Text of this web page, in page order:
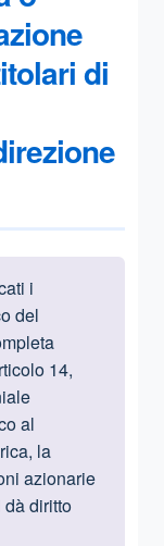
di
i
del
14,
al
la
azionarie
diritto